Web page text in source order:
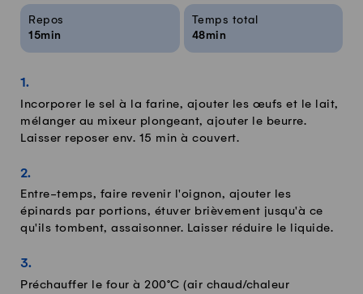
Repos
15min
Temps total
48min
Incorporer le sel à la farine, ajouter les œufs et le lait,
mélanger au mixeur plongeant, ajouter le beurre.
Laisser reposer env. 15 min à couvert.
Entre-temps, faire revenir l'oignon, ajouter les
épinards par portions, étuver brièvement jusqu'à ce
qu'ils tombent, assaisonner. Laisser réduire le liquide.
Préchauffer le four à 200°C (air chaud/chaleur